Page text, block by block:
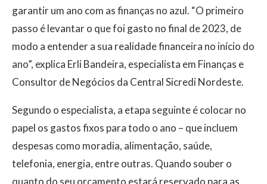
garantir um ano com as finanças no azul. “O primeiro
passo é levantar o que foi gasto no final de 2023, de
modo a entender a sua realidade financeira no início do
ano”, explica Erli Bandeira, especialista em Finanças e
Consultor de Negócios da Central Sicredi Nordeste.
Segundo o especialista, a etapa seguinte é colocar no
papel os gastos fixos para todo o ano – que incluem
despesas como moradia, alimentação, saúde,
telefonia, energia, entre outras. Quando souber o
quanto do seu orçamento estará reservado para as